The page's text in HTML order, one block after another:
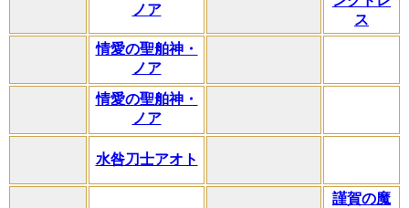
ノア
ス
情愛の聖舶神・
ノア
情愛の聖舶神・
ノア
水咎刀士アオト
謹賀の魔